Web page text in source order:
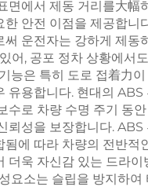
면에서 제동 거리를大幅
한 안전 이점을 제공합니
써 운전자는 강하게 제동
어, 공포 정차 상황에서
능은 특히 도로 접着力
유용합니다. 현대의 ABS
수로 차량 수명 주기 동
뢰성을 보장합니다. ABS
됨에 따라 차량의 전반적
더욱 자신감 있는 드라이
요소는 슬립을 방지하여